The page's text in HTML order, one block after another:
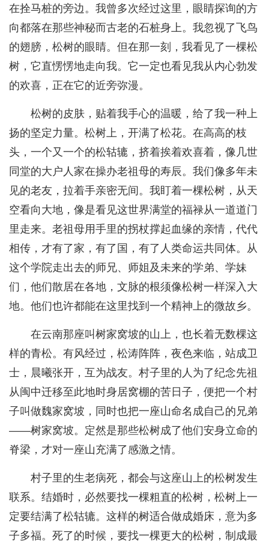
在拴马桩的旁边。我曾多次经过这里，眼睛探询的方
向都落在那些神秘而古老的石桩身上。我忽视了飞鸟
的翅膀，松树的眼睛。但在那一刻，我看见了一棵松
树，它直愣愣地走向我。它一定也看见我从内心勃发
的欢喜，正在它的近旁弥漫。
松树的皮肤，贴着我手心的温暖，给了我一种上
扬的坚定力量。松树上，开满了松花。在高高的枝
头，一个又一个的松轱辘，挤着挨着欢喜着，像几世
同堂的大户人家在操办老祖母的寿辰。我们像多年未
见的老友，拉着手亲密无间。我盯着一棵松树，从天
空看向大地，像是看见这世界满堂的福禄从一道道门
里走来。老祖母用手里的拐杖撑起血缘的亲情，代代
相传，才有了家，有了国，有了人类命运共同体。从
这个学院走出去的师兄、师姐及未来的学弟、学妹
们，他们散居在各地，文脉的根须像松树一样深入大
地。他们也许都能在这里找到一个精神上的微故乡。
在云南那座叫树家窝坡的山上，也长着无数棵这
样的青松。有风经过，松涛阵阵，夜色来临，站成卫
士，晨曦张开，互为战友。村子里的人为了纪念先祖
从闽中迁移至此地时身居窝棚的苦日子，便把一个村
子叫做魏家窝坡，同时也把一座山命名成自己的兄弟
——树家窝坡。定然是那些松树成了他们安身立命的
脊梁，才对一座山充满了感激之情。
村子里的生老病死，都会与这座山上的松树发生
联系。结婚时，必然要找一棵粗直的松树，松树上一
定要结满了松轱辘。这样的树适合做成婚床，意为多
子多福。死了的时候，要找一棵更大的松树，制成最